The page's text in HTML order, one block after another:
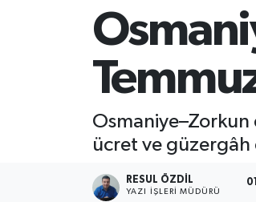
Osmaniye–Zorkun
ücret ve güzergâh
RESUL ÖZDIL
YAZI İŞLERI MÜDÜRÜ
MAGAZİN
RESMİ İLANLAR
Osmaniye Trafik Yoğunluk Haritası
Süper Lig Puan Durumu ve Fikstür
Tüm Manşetler
Son Dakika Haberleri
Haber Arşivi